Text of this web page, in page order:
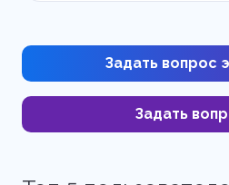
Задать вопрос
Задать